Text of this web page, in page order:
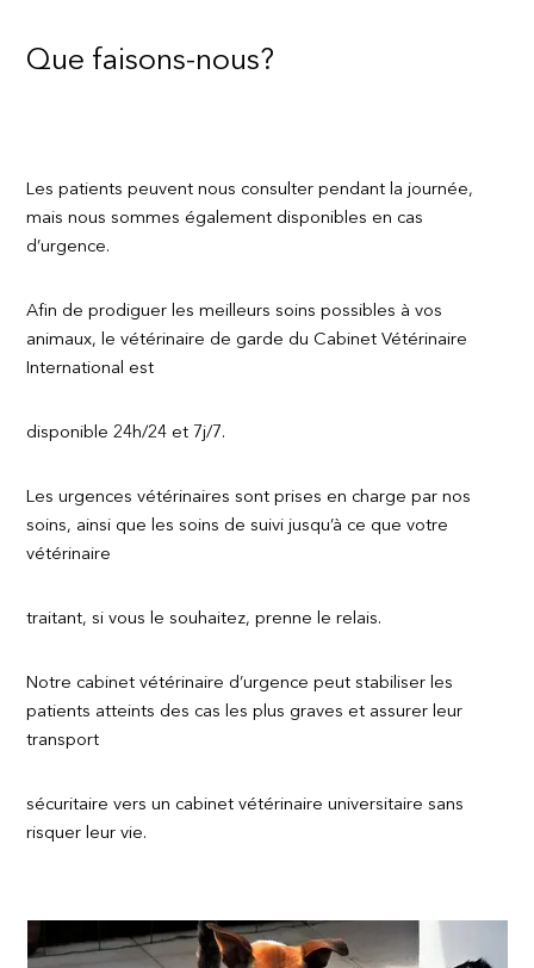
Que faisons-nous?
Les patients peuvent nous consulter pendant la journée,
mais nous sommes également disponibles en cas
d’urgence.
Afin de prodiguer les meilleurs soins possibles à vos
animaux, le vétérinaire de garde du Cabinet Vétérinaire
International est
disponible 24h/24 et 7j/7.
Les urgences vétérinaires sont prises en charge par nos
soins, ainsi que les soins de suivi jusqu’à ce que votre
vétérinaire
traitant, si vous le souhaitez, prenne le relais.
Notre cabinet vétérinaire d’urgence peut stabiliser les
patients atteints des cas les plus graves et assurer leur
transport
sécuritaire vers un cabinet vétérinaire universitaire sans
risquer leur vie.